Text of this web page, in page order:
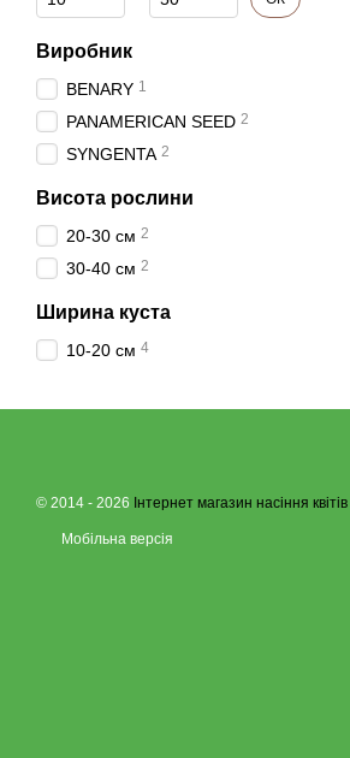
Виробник
BENARY 1
PANAMERICAN SEED 2
SYNGENTA 2
Висота рослини
20-30 см 2
30-40 см 2
Ширина куста
10-20 см 4
© 2014 - 2026 Інтернет магазин насіння квітів
Мобільна версія